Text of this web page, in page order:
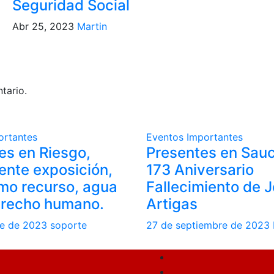
Seguridad Social
Abr 25, 2023 Martin
en Riesgo,
exposición,
recurso, agua
humano.
de 2023 soporte
Eventos Importantes
Presentes en
173 Aniversario
Fallecimiento de
Artigas
27 de septiembre de 2023